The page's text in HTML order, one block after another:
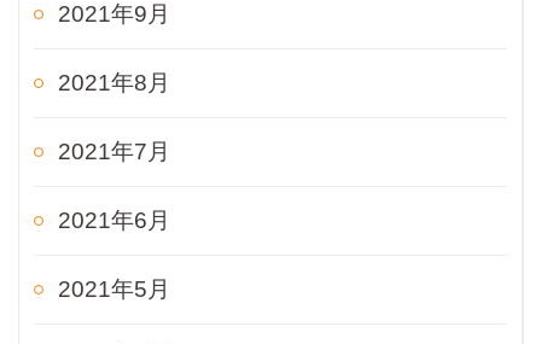
2021年9月
2021年8月
2021年7月
2021年6月
2021年5月